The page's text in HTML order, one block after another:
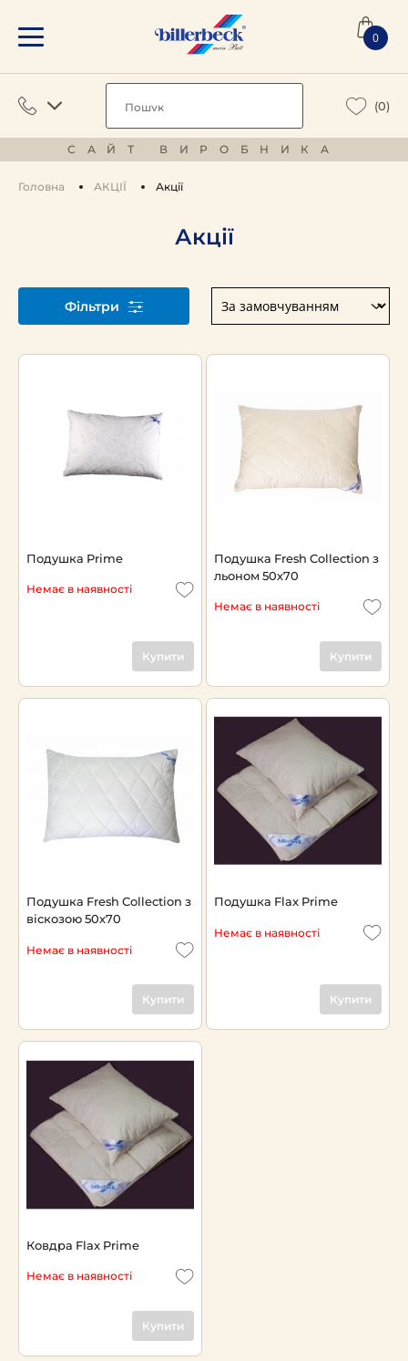
0
(0)
САЙТ ВИРОБНИКА
Головна АКЦІЇ Акції
Акції
Фільтри
Подушка Prime
Немає в наявності
Купити
Подушка Fresh Collection з
льоном 50х70
Немає в наявності
Купити
Подушка Fresh Collection з
віскозою 50х70
Немає в наявності
Купити
Подушка Flax Prime
Немає в наявності
Купити
Ковдра Flax Prime
Немає в наявності
Купити